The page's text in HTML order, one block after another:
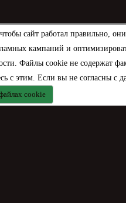
сайт работал правильно,
кампаний и
Файлы cookie не содержат
с этим. Если вы не согласны с
cookie